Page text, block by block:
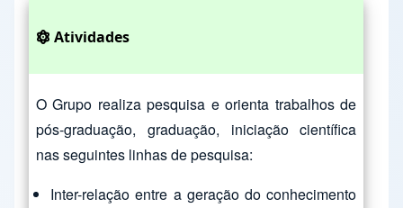
Atividades
O Grupo realiza pesquisa e orienta trabalhos de
pós-graduação, graduação, iniciação científica
nas seguintes linhas de pesquisa:
Inter-relação entre a geração do conhecimento